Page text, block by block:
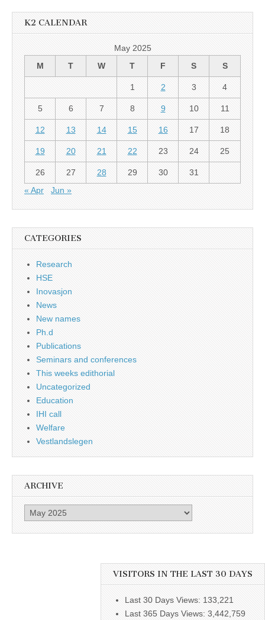
K2 CALENDAR
May 2025
M
T W T F S S
1 2 3 4
5 6 7 8 9 10 11
12 13 14 15 16 17 18
19 20 21 22 23 24 25
26 27 28 29 30
31
« Apr
Jun »
CATEGORIES
Research
HSE
Inovasjon
News
New names
Ph.d
Publications
Seminars and conferences
This weeks edithorial
Uncategorized
Education
IHI call
Welfare
Vestlandslegen
ARCHIVE
Archive
VISITORS IN THE LAST 30 DAYS
Last 30 Days Views: 133,221
Last 365 Days Views: 3,442,759